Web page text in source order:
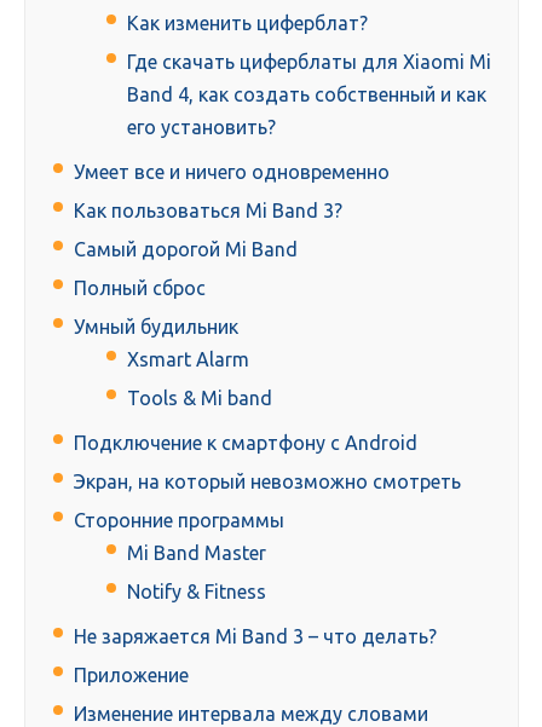
Как изменить циферблат?
Где скачать циферблаты для Xiaomi Mi
Band 4, как создать собственный и как
его установить?
Умеет все и ничего одновременно
Как пользоваться Mi Band 3?
Самый дорогой Mi Band
Полный сброс
Умный будильник
Xsmart Alarm
Tools & Mi band
Подключение к смартфону c Android
Экран, на который невозможно смотреть
Сторонние программы
Mi Band Master
Notify & Fitness
Не заряжается Mi Band 3 – что делать?
Приложение
Изменение интервала между словами